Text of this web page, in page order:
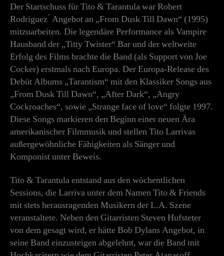
Der Startschuss für Tito & Tarantula war Robert
Rodriguez ́ Angebot an „From Dusk Till Dawn“ (1995)
mitzuarbeiten. Die legendäre Performance als Vampire
Hausband der „Titty Twister“ Bar und der weltweite
Erfolg des Films brachte die Band (als Support von Joe
Cocker) erstmals nach Europa. Der Europa-Release des
Debüt Albums „Tarantism“ mit den Klassiker Songs aus
„From Dusk Till Dawn“, „After Dark“, „Angry
Cockroaches“, sowie „Strange face of love“ folgte 1997.
Diese Songs markieren den Beginn einer neuen Ära
amerikanischer Filmmusik und stellen Tito Larrivas
außergewöhnliche Fähigkeiten als Sänger und
Komponist unter Beweis.
Tito & Tarantula entstand aus den wöchentlichen
Sessions, die Larriva unter dem Namen Tito & Friends
mit stets herausragenden Musikern der L.A. Szene
veranstaltete. Neben den Gitarristen Steven Hufsteter
von dem gesagt wird, er hätte Bob Dylans Angebot, in
seine Band einzusteigen abgelehnt, war die Band mit